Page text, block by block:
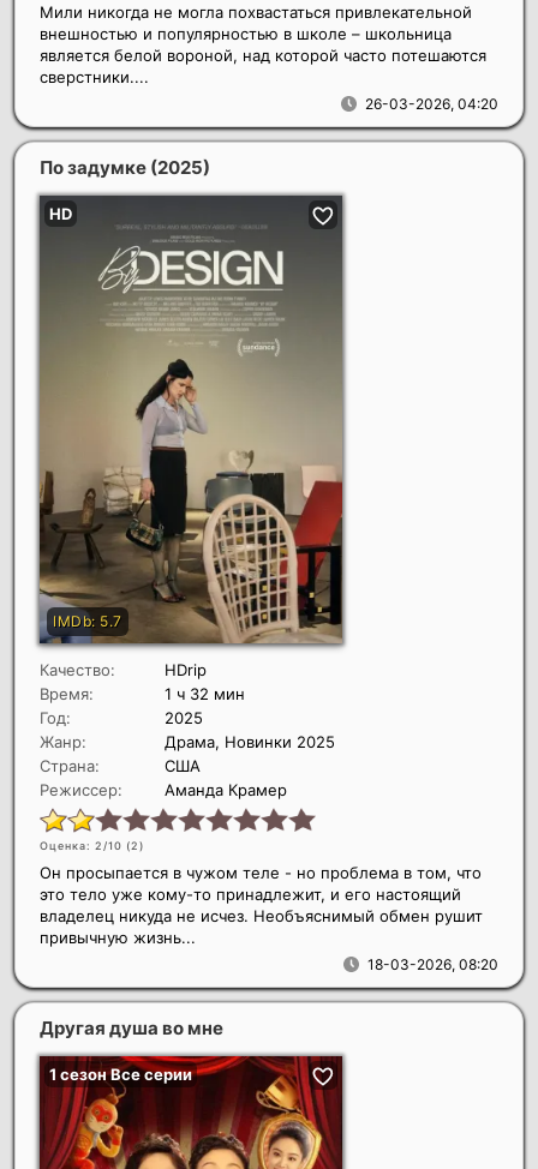
26-03-2026, 04:20
Мили никогда не могла похвастаться привлекательной
внешностью и популярностью в школе – школьница
является белой вороной, над которой часто потешаются
сверстники....
По задумке (2025)
Качество:
HDrip
Время:
1 ч 32 мин
Год:
2025
Жанр:
Драма, Новинки 2025
Страна:
США
Режиссер:
Аманда Крамер
Оценка: 2/10 (2)
18-03-2026, 08:20
Он просыпается в чужом теле - но проблема в том, что
это тело уже кому-то принадлежит, и его настоящий
владелец никуда не исчез. Необъяснимый обмен рушит
привычную жизнь...
Другая душа во мне